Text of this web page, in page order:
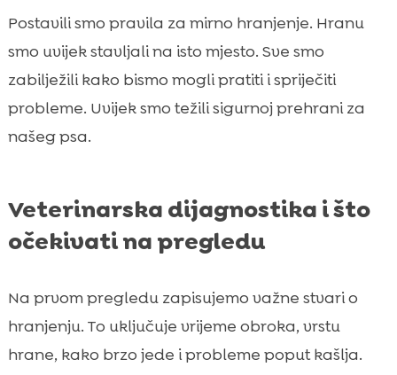
Postavili smo pravila za mirno hranjenje. Hranu
smo uvijek stavljali na isto mjesto. Sve smo
zabilježili kako bismo mogli pratiti i spriječiti
probleme. Uvijek smo težili sigurnoj prehrani za
našeg psa.
Veterinarska dijagnostika i što
očekivati na pregledu
Na prvom pregledu zapisujemo važne stvari o
hranjenju. To uključuje vrijeme obroka, vrstu
hrane, kako brzo jede i probleme poput kašlja.